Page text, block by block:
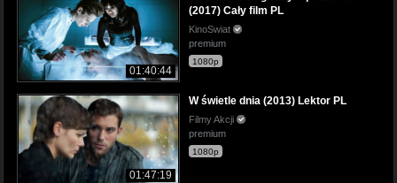
01:40:44
(2017) Cały film PL
KinoSwiat
premium
1080p
01:47:19
W świetle dnia (2013) Lektor PL
Filmy Akcji
premium
1080p